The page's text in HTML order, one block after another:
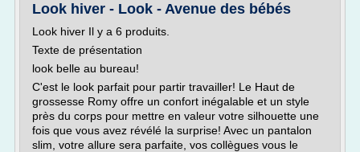
Look hiver - Look - Avenue des bébés
Look hiver Il y a 6 produits.
Texte de présentation
look belle au bureau!
C'est le look parfait pour partir travailler! Le Haut de
grossesse Romy offre un confort inégalable et un style
près du corps pour mettre en valeur votre silhouette une
fois que vous avez révélé la surprise! Avec un pantalon
slim, votre allure sera parfaite, vos collègues vous le